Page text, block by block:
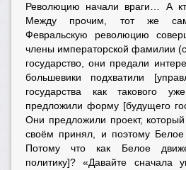
Революцию начали враги… А
Между прочим, тот же
Февральскую революцию
члены императорской фамилии
государство, они предали
большевики подхватили
государства как
предложили форму [будущего
Они предложили проект,
своём принял, и поэтому Белое
Потому что как Белое
политику]? «Давайте сначала